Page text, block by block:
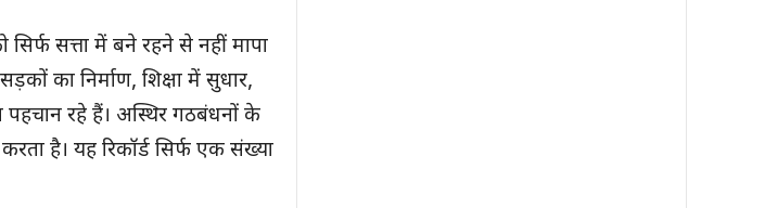
सत्ता में बने रहने से नहीं मापा
का निर्माण, शिक्षा में सुधार,
रहे हैं। अस्थिर गठबंधनों के
है। यह रिकॉर्ड सिर्फ एक संख्या